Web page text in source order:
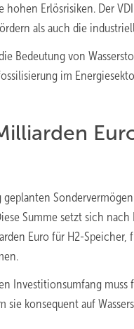
Erlösrisiken. Der
als auch die
Bedeutung von
im
Summe setzt sich
Euro für H2-
Investitionsumfang
konsequent auf